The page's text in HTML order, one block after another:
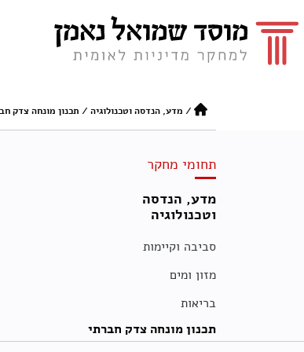
/ מדע, הנדסה וטכנולוגיה / תכנון מונחה צדק
תחומי מחקר
מדע, הנדסה
וטכנולוגיה
סביבה וקיימות
מזון ומים
בריאות
תכנון מונחה צדק חברתי